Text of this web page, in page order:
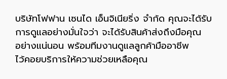
บริษัทโฟฟาน เซนได เอ็นจิเนียริ่ง จำก้ด คุณจะได้รับ
การดูแลอย่างมั่นใจว่า จะได้รับสินค้าส่งถึงมือคุณ
อย่างแน่นอน พร้อมทีมงานดูแลลูกค้ามืออาชีพ
ไว้คอยบริการให้ความช่วยเหลือคุณ